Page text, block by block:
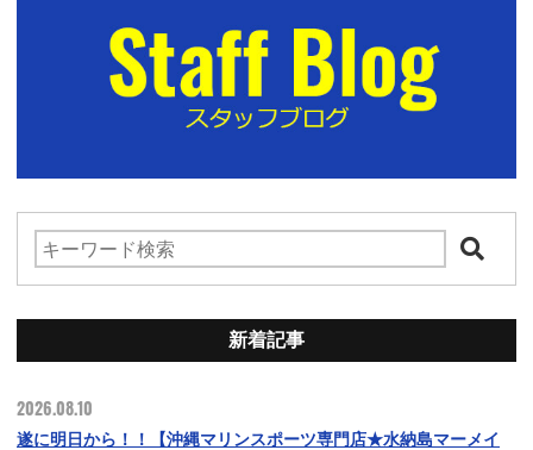
新着記事
2026.08.10
遂に明日から！！【沖縄マリンスポーツ専門店★水納島マーメイ